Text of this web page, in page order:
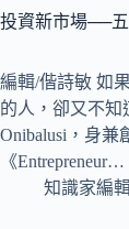
投資新市場──
編輯/偕詩敏 如
的人，卻又不知
Onibalusi，身兼
《Entrepreneur…
知識家編